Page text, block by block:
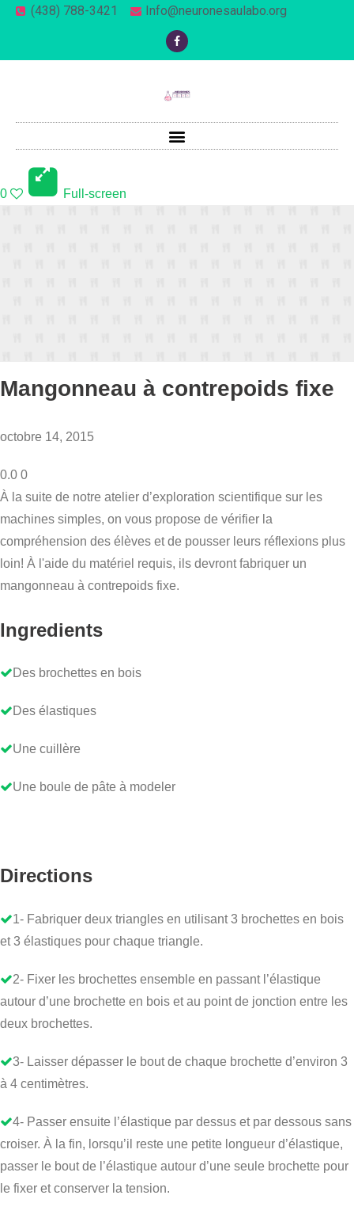
(438) 788-3421 Info@neuronesaulabo.org
0 Full-screen
Mangonneau à contrepoids fixe
octobre 14, 2015
0.0 0
À la suite de notre atelier d’exploration scientifique sur les
machines simples, on vous propose de vérifier la
compréhension des élèves et de pousser leurs réflexions plus
loin! À l'aide du matériel requis, ils devront fabriquer un
mangonneau à contrepoids fixe.
Ingredients
Des brochettes en bois
Des élastiques
Une cuillère
Une boule de pâte à modeler
Directions
1- Fabriquer deux triangles en utilisant 3 brochettes en bois
et 3 élastiques pour chaque triangle.
2- Fixer les brochettes ensemble en passant l’élastique
autour d’une brochette en bois et au point de jonction entre les
deux brochettes.
3- Laisser dépasser le bout de chaque brochette d’environ 3
à 4 centimètres.
4- Passer ensuite l’élastique par dessus et par dessous sans
croiser. À la fin, lorsqu’il reste une petite longueur d’élastique,
passer le bout de l’élastique autour d’une seule brochette pour
le fixer et conserver la tension.